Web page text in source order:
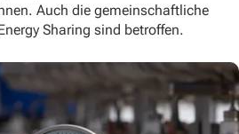
Auch die gemeinschaftliche
Sharing sind betroffen.